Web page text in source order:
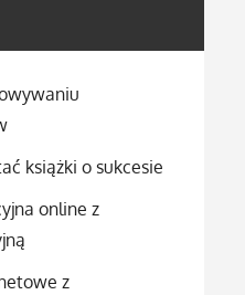
książki o sukcesie
online z
z